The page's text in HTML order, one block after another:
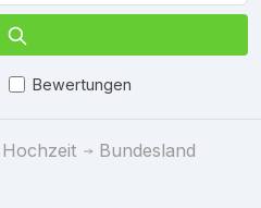
Bewertungen
Bundesland